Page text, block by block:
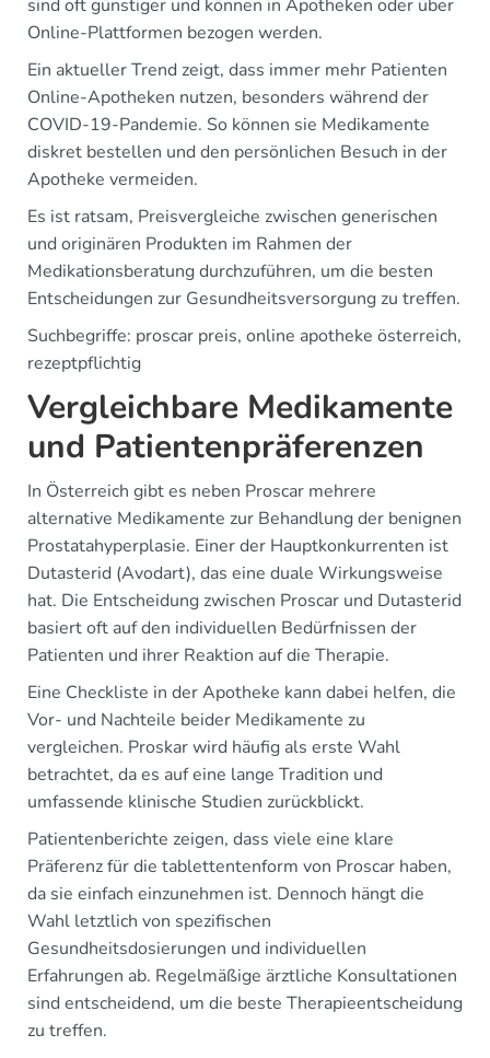
sind oft günstiger und können in Apotheken oder über
Online-Plattformen bezogen werden.
Ein aktueller Trend zeigt, dass immer mehr Patienten
Online-Apotheken nutzen, besonders während der
COVID-19-Pandemie. So können sie Medikamente
diskret bestellen und den persönlichen Besuch in der
Apotheke vermeiden.
Es ist ratsam, Preisvergleiche zwischen generischen
und originären Produkten im Rahmen der
Medikationsberatung durchzuführen, um die besten
Entscheidungen zur Gesundheitsversorgung zu treffen.
Suchbegriffe: proscar preis, online apotheke österreich,
rezeptpflichtig
Vergleichbare Medikamente
und Patientenpräferenzen
In Österreich gibt es neben Proscar mehrere
alternative Medikamente zur Behandlung der benignen
Prostatahyperplasie. Einer der Hauptkonkurrenten ist
Dutasterid (Avodart), das eine duale Wirkungsweise
hat. Die Entscheidung zwischen Proscar und Dutasterid
basiert oft auf den individuellen Bedürfnissen der
Patienten und ihrer Reaktion auf die Therapie.
Eine Checkliste in der Apotheke kann dabei helfen, die
Vor- und Nachteile beider Medikamente zu
vergleichen. Proskar wird häufig als erste Wahl
betrachtet, da es auf eine lange Tradition und
umfassende klinische Studien zurückblickt.
Patientenberichte zeigen, dass viele eine klare
Präferenz für die tablettentenform von Proscar haben,
da sie einfach einzunehmen ist. Dennoch hängt die
Wahl letztlich von spezifischen
Gesundheitsdosierungen und individuellen
Erfahrungen ab. Regelmäßige ärztliche Konsultationen
sind entscheidend, um die beste Therapieentscheidung
zu treffen.